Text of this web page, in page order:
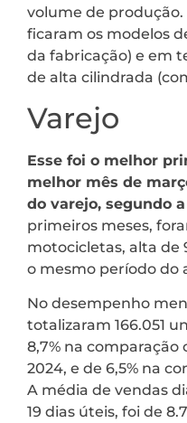
volume de
ficaram os modelos
da fabricação) e em
de alta cilindrada
Varejo
Esse foi o melhor
melhor mês de
do varejo, segundo
primeiros meses,
motocicletas, alta de
o mesmo período do
No desempenho
totalizaram 166.051
8,7% na comparação
2024, e de 6,5% na
A média de vendas
19 dias úteis, foi de